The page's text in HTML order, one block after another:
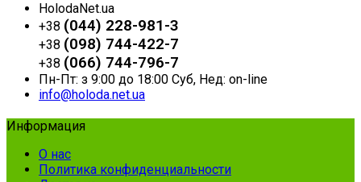
HolodaNet.ua
+38 (044) 228-981-3
+38 (098) 744-422-7
+38 (066) 744-796-7
Пн-Пт: з 9:00 до 18:00 Суб, Нед: on-line
info@holoda.net.ua
Информация
О нас
Политика конфиденциальности